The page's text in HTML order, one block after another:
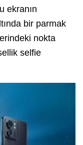
ekranın
bir parmak
nokta
selfie